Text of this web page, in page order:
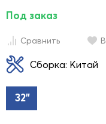
Под заказ
Сравнить
Сборка: Китай
32"